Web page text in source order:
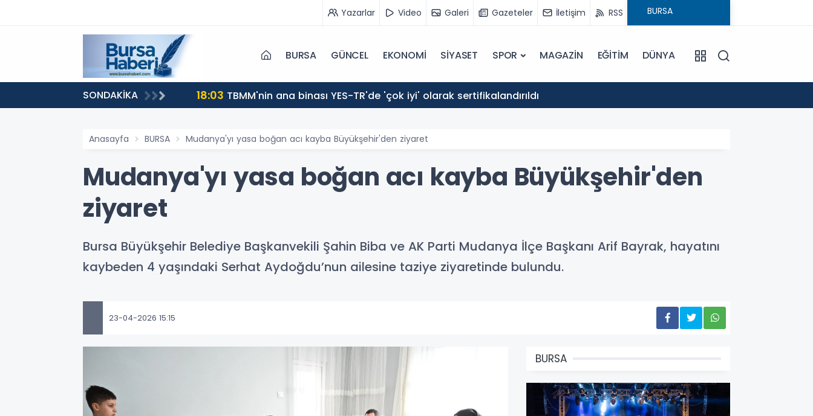
Yazarlar Video Galeri Gazeteler İletişim RSS
BURSA GÜNCEL EKONOMİ SİYASET SPOR MAGAZİN EĞİTİM DÜNYA
SONDAKİKA 18:03 TBMM'nin ana binası YES-TR'de 'çok iyi' olarak sertifikalandırıldı
Anasayfa BURSA Mudanya'yı yasa boğan acı kayba Büyükşehir'den ziyaret
Mudanya'yı yasa boğan acı kayba Büyükşehir'den
ziyaret
Bursa Büyükşehir Belediye Başkanvekili Şahin Biba ve AK Parti Mudanya İlçe Başkanı Arif Bayrak, hayatını
kaybeden 4 yaşındaki Serhat Aydoğdu’nun ailesine taziye ziyaretinde bulundu.
23-04-2026 15:15
BURSA